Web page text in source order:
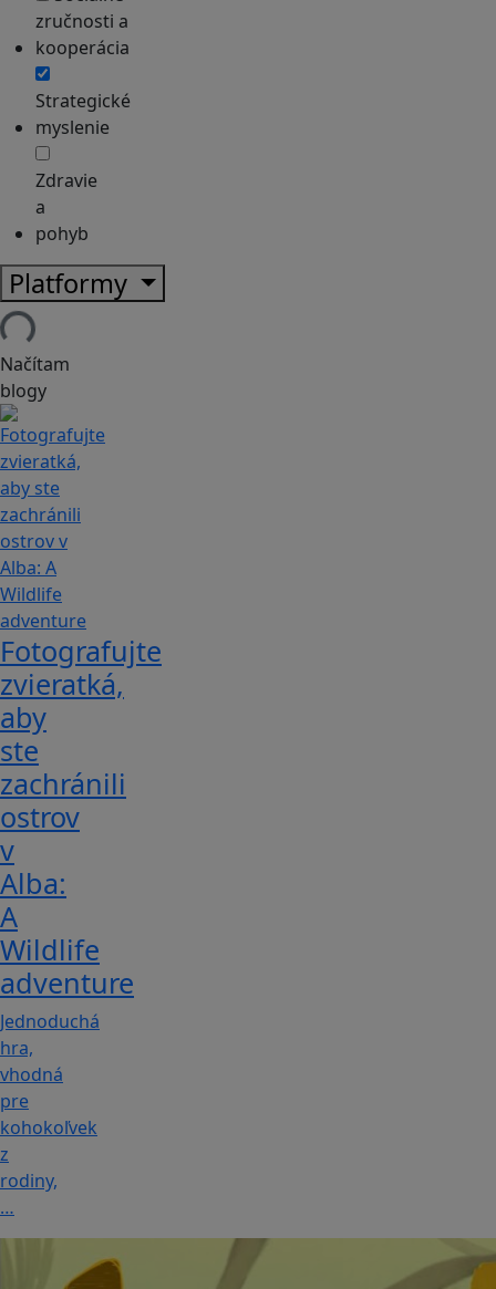
zručnosti a
kooperácia
Strategické
myslenie
Zdravie
a
pohyb
Platformy
Načítam
blogy
Fotografujte
zvieratká,
aby
ste
zachránili
ostrov
v
Alba:
A
Wildlife
adventure
Jednoduchá
hra,
vhodná
pre
kohokoľvek
z
rodiny,
…